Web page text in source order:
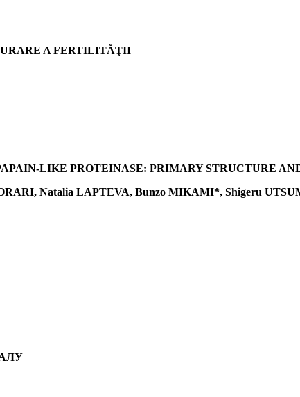
A FERTILITĂŢII
LIKE PROTEINASE: PRIMARY STRUCTURE
Natalia LAPTEVA, Bunzo MIKAMI*, Shigeru